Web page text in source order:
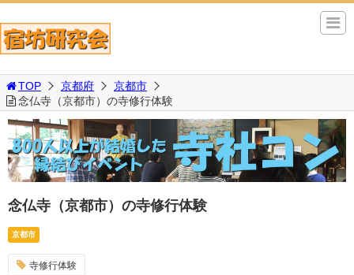
TOP 京都府
京都市
念仏寺（京都市）の寺修行体験
念仏寺（京都市）の寺修行体験
京都市
寺修行体験